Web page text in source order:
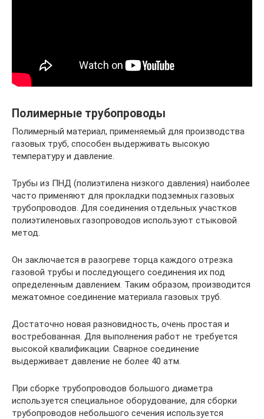
Полимерные трубопроводы
Полимерный материал, применяемый для производства
газовых труб, способен выдерживать высокую
температуру и давление.
Трубы из ПНД (полиэтилена низкого давления) наиболее
часто применяют для прокладки подземных газовых
трубопроводов. Для соединения отдельных участков
полиэтиленовых газопроводов используют стыковой
метод.
Он заключается в разогреве торца каждого отрезка
газовой трубы и последующего соединения их под
определенным давлением. Таким образом, производится
межатомное соединение материала газовых труб.
Достаточно новая разновидность, очень простая и
востребованная. Для выполнения работ не требуется
высокой квалификации. Сварное соединение
выдерживает давление не более 40 атм.
При сборке трубопроводов большого диаметра
используется специальное оборудование, для сборки
трубопроводов небольшого сечения используется